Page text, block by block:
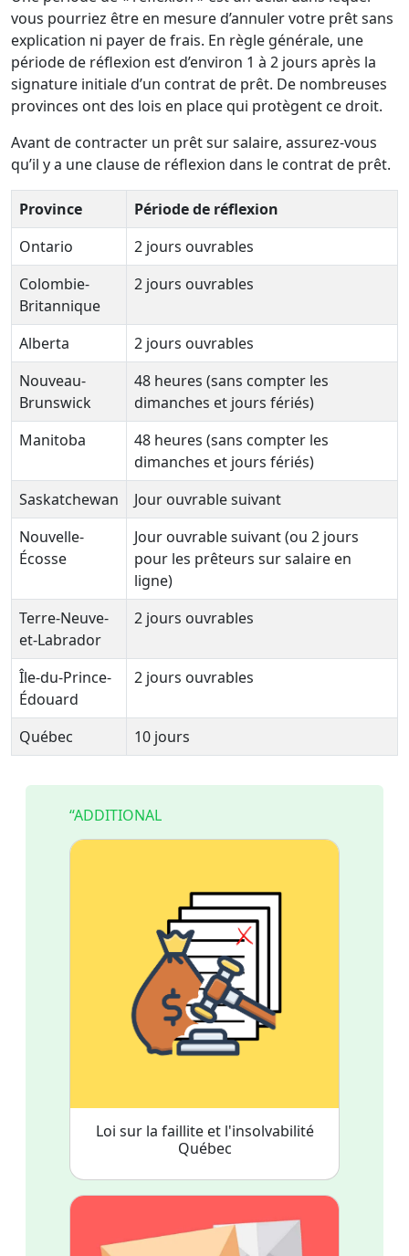
vous pourriez être en mesure d’annuler votre prêt sans
explication ni payer de frais. En règle générale, une
période de réflexion est d’environ 1 à 2 jours après la
signature initiale d’un contrat de prêt. De nombreuses
provinces ont des lois en place qui protègent ce droit.
Avant de contracter un prêt sur salaire, assurez-vous
qu’il y a une clause de réflexion dans le contrat de prêt.
Province
Période de réflexion
Ontario
2 jours ouvrables
Colombie-
Britannique
2 jours ouvrables
Alberta
2 jours ouvrables
Nouveau-
Brunswick
48 heures (sans compter les
dimanches et jours fériés)
Manitoba
48 heures (sans compter les
dimanches et jours fériés)
Saskatchewan
Jour ouvrable suivant
Nouvelle-
Écosse
Jour ouvrable suivant (ou 2 jours
pour les prêteurs sur salaire en
ligne)
Terre-Neuve-
et-Labrador
2 jours ouvrables
Île-du-Prince-
Édouard
2 jours ouvrables
Québec 10 jours
“ADDITIONAL
Loi sur la faillite et l'insolvabilité
Québec